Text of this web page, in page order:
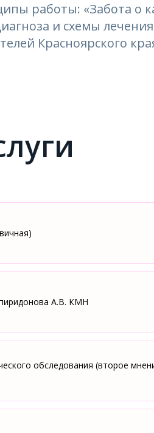
работы: «Забота о
и схемы
Красноярского
А.В. КМН
обследования (второе